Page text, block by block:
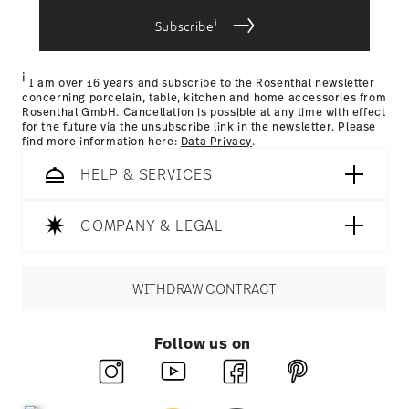
Nutzung der Dienste gesammelt haben.
Subscribei
i I am over 16 years and subscribe to the Rosenthal newsletter
concerning porcelain, table, kitchen and home accessories from
Rosenthal GmbH. Cancellation is possible at any time with effect
for the future via the unsubscribe link in the newsletter. Please
find more information here: Data Privacy.
HELP & SERVICES
COMPANY & LEGAL
WITHDRAW CONTRACT
Follow us on